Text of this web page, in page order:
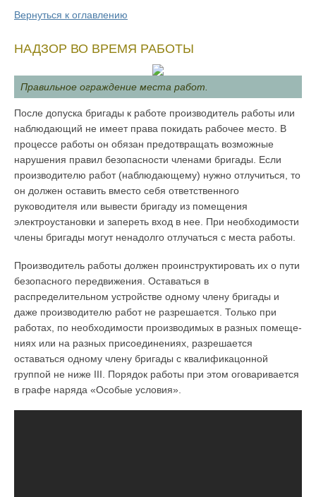
Вернуться к оглавлению
НАДЗОР ВО ВРЕМЯ РАБОТЫ
Правильное ограждение места работ.
После допуска бригады к работе производитель работы или
наблюдающий не имеет права покидать рабочее место. В
процессе работы он обязан предотвращать возможные
нарушения правил безопасности членами бригады. Если
производителю работ (наблю­дающему) нужно отлучиться, то
он должен оставить вместо себя ответствен­ного
руководителя или вывести бригаду из помещения
электроустановки и запереть вход в нее. При необходимости
члены бригады могут ненадолго отлучаться с места работы.
Производитель работы должен проинструктировать их о пути
безопасного передвижения. Оставаться в
распределительном устрой­стве одному члену бригады и
даже производителю работ не разрешается. Только при
работах, по необходимости производимых в разных помеще­
ниях или на разных присоединениях, разрешается
оставаться одному члену бригады с квалификацонной
группой не ниже III. Порядок работы при этом оговаривается
в графе наряда «Особые условия».